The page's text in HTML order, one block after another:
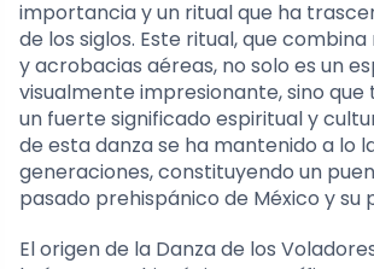
importancia y un ritual que ha
de los siglos. Este ritual, que combina
y acrobacias aéreas, no solo es un
visualmente impresionante, sino
un fuerte significado espiritual y
de esta danza se ha mantenido a lo
generaciones, constituyendo un
pasado prehispánico de México y su
El origen de la Danza de los